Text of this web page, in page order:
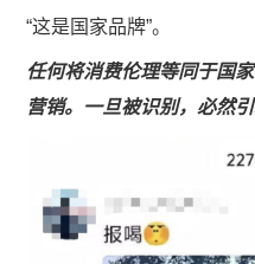
“这是国家品牌”。
任何将消费伦理等同于国
营销。一旦被识别，必然引